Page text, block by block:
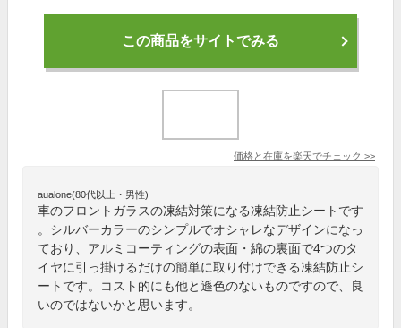
この商品をサイトでみる
価格と在庫を楽天でチェック >>
aualone(80代以上・男性)
車のフロントガラスの凍結対策になる凍結防止シートです
。シルバーカラーのシンプルでオシャレなデザインになっ
ており、アルミコーティングの表面・綿の裏面で4つのタ
イヤに引っ掛けるだけの簡単に取り付けできる凍結防止シ
ートです。コスト的にも他と遜色のないものですので、良
いのではないかと思います。